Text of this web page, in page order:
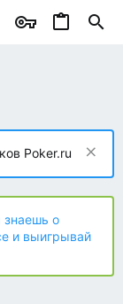
Poker.ru
знаешь о
и выигрывай